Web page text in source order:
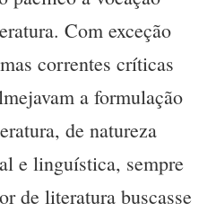
Com exceção
correntes críticas
a formulação
de natureza
e linguística, sempre
de literatura buscasse